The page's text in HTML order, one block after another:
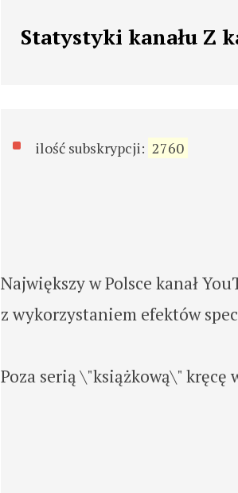
Statystyki kanału Z
ilość subskrypcji: 2760
Największy w Polsce kanał
z wykorzystaniem efektów
Poza serią \"książkową\"